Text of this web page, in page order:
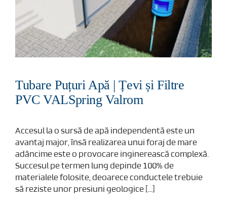
Tubare Puțuri Apă | Țevi și Filtre
PVC VALSpring Valrom
Accesul la o sursă de apă independentă este un
avantaj major, însă realizarea unui foraj de mare
adâncime este o provocare inginerească complexă.
Succesul pe termen lung depinde 100% de
materialele folosite, deoarece conductele trebuie
să reziste unor presiuni geologice [...]